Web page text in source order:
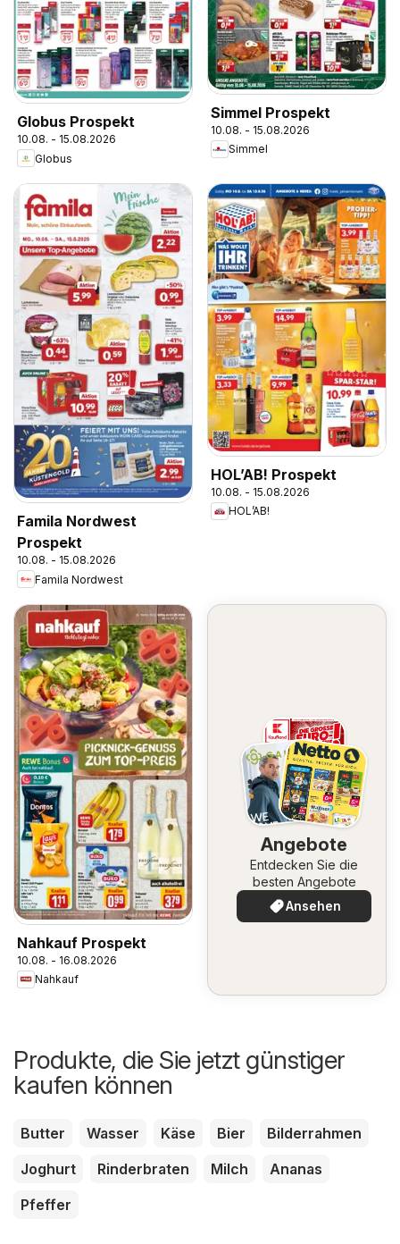
Globus Prospekt
10.08. - 15.08.2026
Globus
Simmel Prospekt
10.08. - 15.08.2026
Simmel
Famila Nordwest
Prospekt
10.08. - 15.08.2026
Famila Nordwest
HOL’AB! Prospekt
10.08. - 15.08.2026
HOL’AB!
Nahkauf Prospekt
10.08. - 16.08.2026
Nahkauf
Angebote
Entdecken Sie die
besten Angebote
Ansehen
Produkte, die Sie jetzt günstiger
kaufen können
Butter Wasser Käse Bier
Bilderrahmen
Joghurt
Rinderbraten Milch
Ananas
Pfeffer